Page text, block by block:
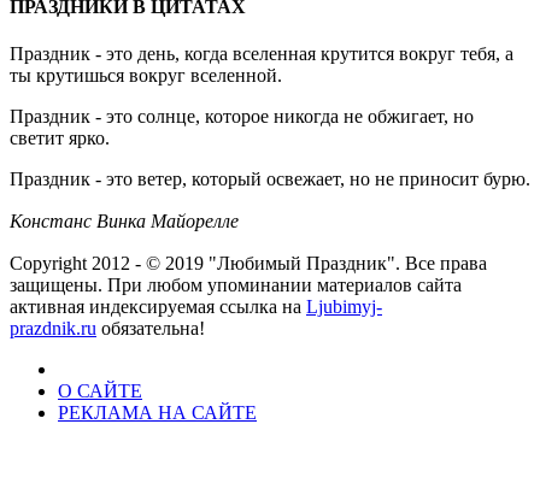
ПРАЗДНИКИ В ЦИТАТАХ
Праздник - это день, когда вселенная крутится вокруг тебя, а
ты крутишься вокруг вселенной.
Праздник - это солнце, которое никогда не обжигает, но
светит ярко.
Праздник - это ветер, который освежает, но не приносит бурю.
Констанс Винка Майорелле
Copyright 2012 - © 2019 "Любимый Праздник". Все права
защищены. При любом упоминании материалов сайта
активная индексируемая ссылка на Ljubimyj-
prazdnik.ru обязательна!
О САЙТЕ
РЕКЛАМА НА САЙТЕ